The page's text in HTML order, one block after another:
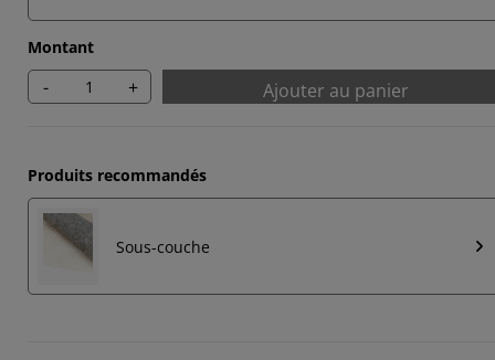
Montant
- + Ajouter au panier
Produits recommandés
Sous-couche